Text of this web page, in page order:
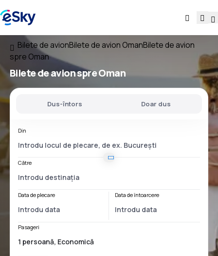
Bilete de avionBilete de avion OmanBilete de avion
spre Oman
Bilete de avionspre Oman
Dus-întors Doar dus
Din
Către
Data de plecare Data de întoarcere
Pasageri